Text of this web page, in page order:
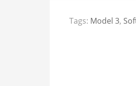
Tags: Model 3,